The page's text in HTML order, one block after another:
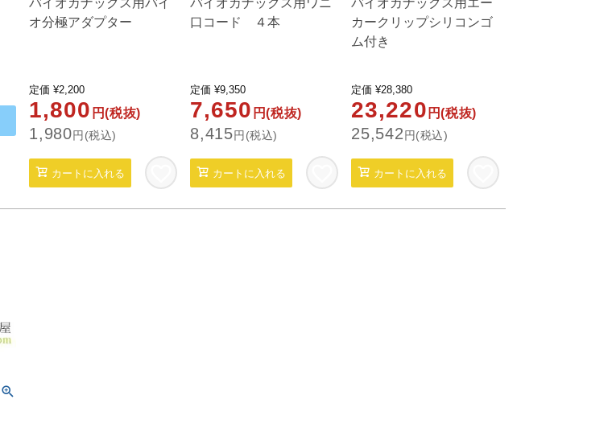
バイオカナックス用バイ
オ分極アダプター
定価 ¥2,200
1,800 円(税抜)
1,980円(税込)
カートに入れる
バイオカナックス用ワニ
口コード ４本
定価 ¥9,350
7,650 円(税抜)
8,415円(税込)
カートに入れる
バイオカナックス用エー
カークリップシリコンゴ
ム付き
定価 ¥28,380
23,220 円(税抜)
25,542 円(税込)
カートに入れる